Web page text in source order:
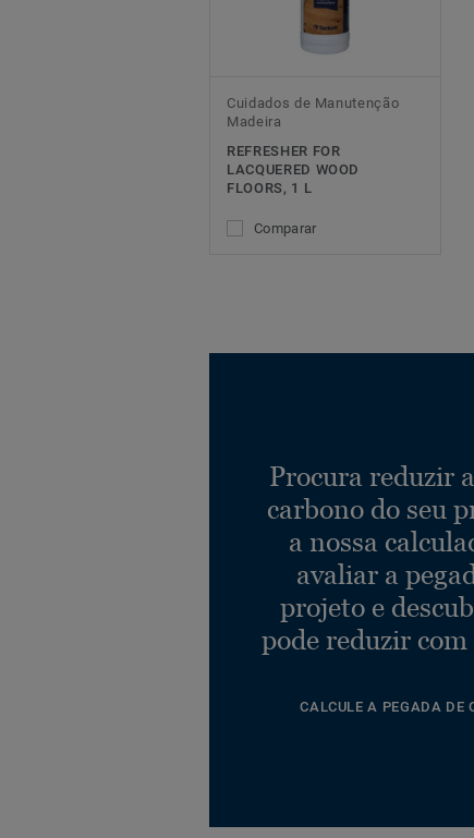
Cuidados de Manutenção
Madeira
REFRESHER FOR
LACQUERED WOOD
FLOORS, 1 L
Comparar
Procura reduzir
carbono do seu
a nossa
avaliar a
projeto e
pode reduzir
CALCULE A PEGADA DE